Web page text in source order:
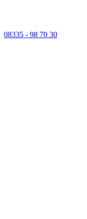
08335 - 98 70 30